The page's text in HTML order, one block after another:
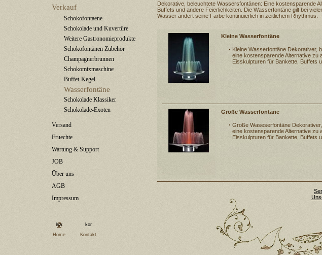
Verkauf
Schokofontaene
Schokolade und Kuvertüre
Weitere Gastronomieprodukte
Schokofontänen Zubehör
Champagnerbrunnen
Schokomixmaschine
Buffet-Kegel
Wasserfontäne
Schokolade Klassiker
Schokolade-Exoten
Versand
Fruechte
Wartung & Support
JOB
Über uns
AGB
Impressum
Dekorative, beleuchtete Wassersfontänen: Eine kostensparende
Buffets und andere Feierlichkeiten. Die Wasserfontäne gilt bei
Wasser ändert seine Farbe kontinuierlich in zeitlichem Rhythmus.
Kleine Wasserfontäne
Kleine Wasserfontäne Dekorativer,
eine kostensparende Alternative zu
Eisskulpturen für Bankette, Buffets
Große Wasserfontäne
Große Waseserfontäne
eine kostensparende Alternative zu
Eisskulpturen für Bankette, Buffets
Home Kontakt